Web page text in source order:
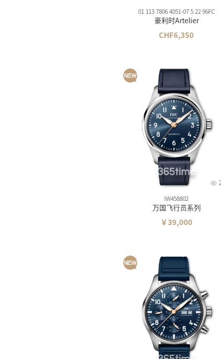
雪
罗
01 113 7806 4051-07 5 22 96FC
豪利时Artelier
CHF6,350
IW458802
万国飞行员系列
￥39,000